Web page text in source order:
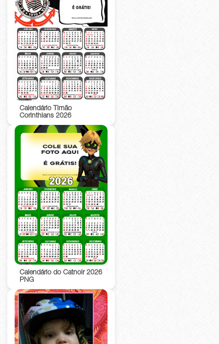
Calendário Timão
Corinthians 2026
Calendário do Catnoir 2026
PNG